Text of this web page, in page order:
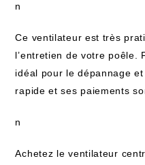
n
Ce ventilateur est très
l’entretien de votre poêle.
idéal pour le dépannage
rapide et ses paiements
n
Achetez le ventilateur